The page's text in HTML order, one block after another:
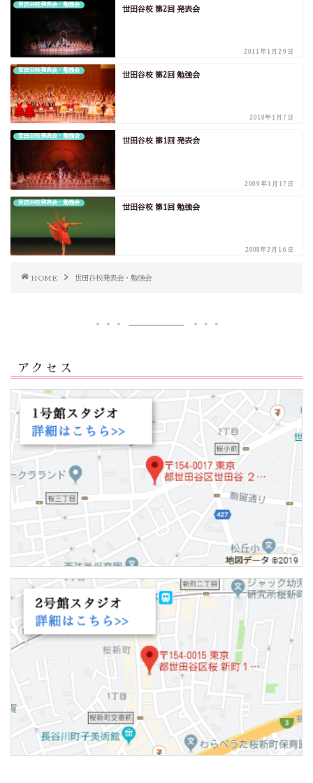
世田谷校発表会・勉強会
世田谷校 第2回 発表会
2011年1月29日
世田谷校発表会・勉強会
世田谷校 第2回 勉強会
2010年1月7日
世田谷校発表会・勉強会
世田谷校 第1回 発表会
2009年1月17日
世田谷校発表会・勉強会
世田谷校 第1回 勉強会
2008年2月16日
HOME 世田谷校発表会・勉強会
アクセス